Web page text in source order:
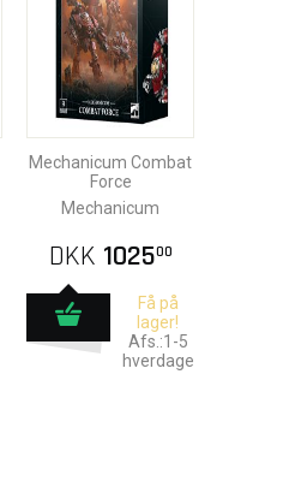
Mechanicum Combat
Force
Mechanicum
DKK 102500
Få på
lager!
Afs.:1-5
hverdage